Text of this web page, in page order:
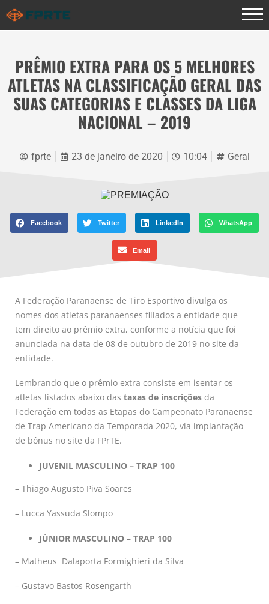
PRÊMIO EXTRA PARA OS 5 MELHORES
ATLETAS NA CLASSIFICAÇÃO GERAL DAS
SUAS CATEGORIAS E CLASSES DA LIGA
NACIONAL – 2019
fprte 23 de janeiro de 2020 10:04 Geral
Facebook Twitter LinkedIn WhatsApp
Email
A Federação Paranaense de Tiro Esportivo divulga os
nomes dos atletas paranaenses filiados a entidade que
tem direito ao prêmio extra, conforme a notícia que foi
anunciada na data de 08 de outubro de 2019 no site da
entidade.
Lembrando que o prêmio extra consiste em isentar os
atletas listados abaixo das taxas de inscrições da
Federação em todas as Etapas do Campeonato Paranaense
de Trap Americano da Temporada 2020, via implantação
de bônus no site da FPrTE.
JUVENIL MASCULINO – TRAP 100
– Thiago Augusto Piva Soares
– Lucca Yassuda Slompo
JÚNIOR MASCULINO – TRAP 100
– Matheus Dalaporta Formighieri da Silva
– Gustavo Bastos Rosengarth